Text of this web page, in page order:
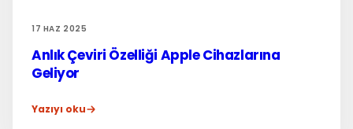
17 HAZ 2025
Anlık Çeviri Özelliği Apple Cihazlarına
Geliyor
Yazıyı oku